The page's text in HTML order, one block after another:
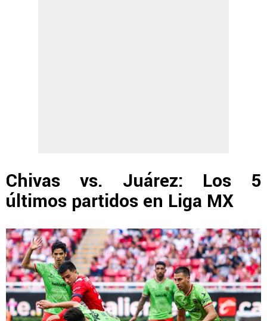
Chivas vs. Juárez: Los 5
últimos partidos en Liga MX